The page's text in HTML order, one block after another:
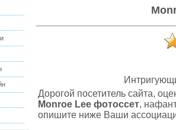
Дорогой посетитель сайта,
Monroe Lee фотоссет,
опишите ниже Ваши